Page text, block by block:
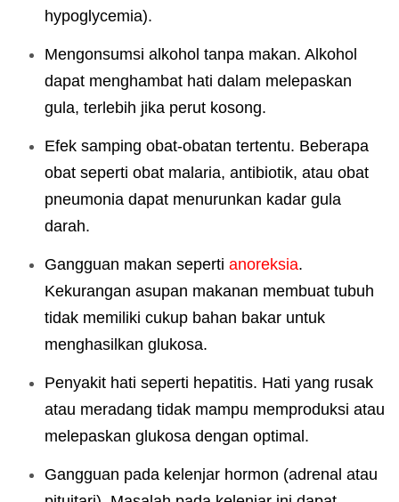
hypoglycemia).
Mengonsumsi alkohol tanpa makan. Alkohol
dapat menghambat hati dalam melepaskan
gula, terlebih jika perut kosong.
Efek samping obat-obatan tertentu. Beberapa
obat seperti obat malaria, antibiotik, atau obat
pneumonia dapat menurunkan kadar gula
darah.
Gangguan makan seperti anoreksia.
Kekurangan asupan makanan membuat tubuh
tidak memiliki cukup bahan bakar untuk
menghasilkan glukosa.
Penyakit hati seperti hepatitis. Hati yang rusak
atau meradang tidak mampu memproduksi atau
melepaskan glukosa dengan optimal.
Gangguan pada kelenjar hormon (adrenal atau